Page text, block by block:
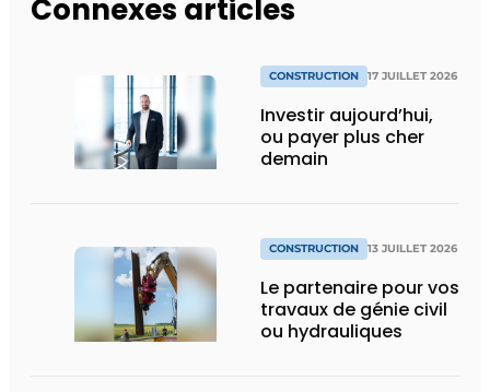
Connexes articles
CONSTRUCTION 17 JUILLET 2026
Investir aujourd’hui,
ou payer plus cher
demain
CONSTRUCTION 13 JUILLET 2026
Le partenaire pour vos
travaux de génie civil
ou hydrauliques